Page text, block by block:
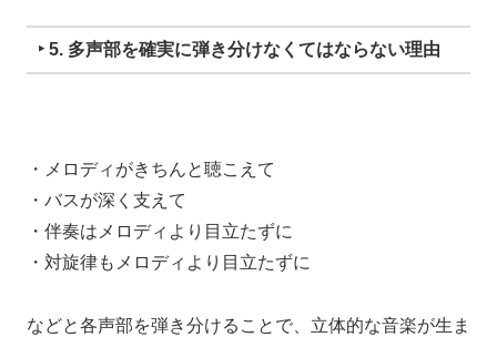
‣ 5. 多声部を確実に弾き分けなくてはならない理由
・メロディがきちんと聴こえて
・バスが深く支えて
・伴奏はメロディより目立たずに
・対旋律もメロディより目立たずに
などと各声部を弾き分けることで、 立体的な音楽が生ま